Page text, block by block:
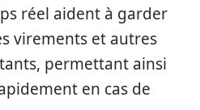
réel aident à garder
virements et autres
permettant ainsi
en cas de